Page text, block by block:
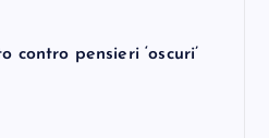
contro pensieri ‘oscuri’